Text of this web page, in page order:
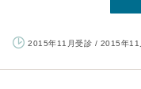
2015年11月受診 / 2015年11